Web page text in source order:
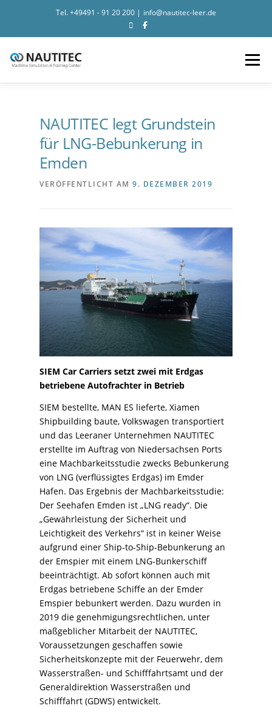
Tel.+49491 - 91 20 200 | info@nautitec-leer.de
Search for:
Menü
CONTACT
NAUTITEC legt Grundstein
für LNG-Bebunkerung in
Emden
VERÖFFENTLICHT AM 9. DEZEMBER 2019
SIEM Car Carriers setzt zwei mit Erdgas
betriebene Autofrachter in Betrieb
SIEM bestellte, MAN ES lieferte, Xiamen
Shipbuilding baute, Volkswagen transportiert
und das Leeraner Unternehmen NAUTITEC
erstellte im Auftrag von Niedersachsen Ports
eine Machbarkeitsstudie zwecks Bebunkerung
von LNG (verflüssigtes Erdgas) im Emder
Hafen. Das Ergebnis der Machbarkeitsstudie:
Der Seehafen Emden ist „LNG ready“. Die
„Gewährleistung der Sicherheit und
Leichtigkeit des Verkehrs“ ist in keiner Weise
aufgrund einer Ship-to-Ship-Bebunkerung an
der Emspier mit einem LNG-Bunkerschiff
beeinträchtigt. Ab sofort können auch mit
Erdgas betriebene Schiffe an der Emder
Emspier bebunkert werden. Dazu wurden in
2019 die genehmigungsrechtlichen, unter
maßgeblicher Mitarbeit der NAUTITEC,
Voraussetzungen geschaffen sowie
Sicherheitskonzepte mit der Feuerwehr, dem
Wasserstraßen- und Schifffahrtsamt und der
Generaldirektion Wasserstraßen und
Schifffahrt (GDWS) entwickelt.